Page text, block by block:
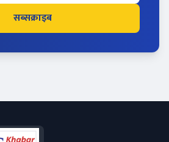
सब्सक्राइब